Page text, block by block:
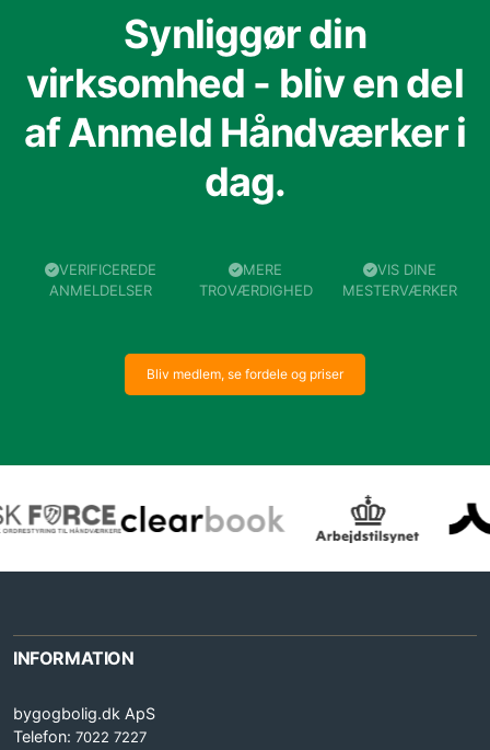
Synliggør din
virksomhed - bliv en del
af Anmeld Håndværker i
dag.
VERIFICEREDE
ANMELDELSER
MERE
TROVÆRDIGHED
VIS DINE
MESTERVÆRKER
Bliv medlem, se fordele og priser
INFORMATION
bygogbolig.dk ApS
Telefon: 7022 7227